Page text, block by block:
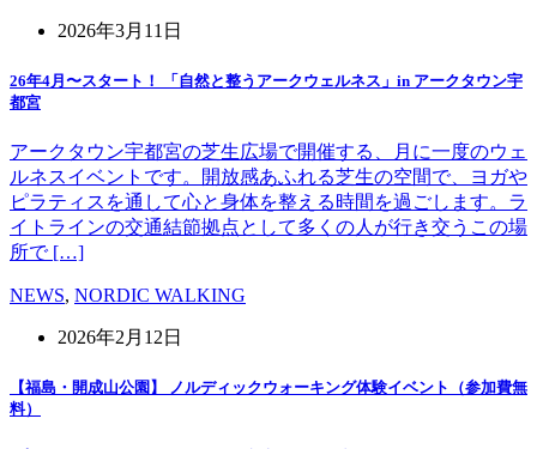
2026年3月11日
26年4月〜スタート！ 「自然と整うアークウェルネス」in アークタウン宇
都宮
アークタウン宇都宮の芝生広場で開催する、月に一度のウェ
ルネスイベントです。開放感あふれる芝生の空間で、ヨガや
ピラティスを通して心と身体を整える時間を過ごします。ラ
イトラインの交通結節拠点として多くの人が行き交うこの場
所で […]
NEWS, NORDIC WALKING
2026年2月12日
【福島・開成山公園】 ノルディックウォーキング体験イベント（参加費無
料）